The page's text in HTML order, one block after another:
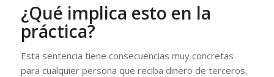
¿Qué implica esto en la
práctica?
Esta sentencia tiene consecuencias muy concretas
para cualquier persona que reciba dinero de terceros,